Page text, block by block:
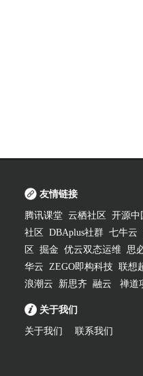
友情链接
腾讯课堂 云栖社区 开源中
社区
DBAplus社群 七牛云
区
掘金 优云双态运维 思
华云 ZEGO即构科技 联想
浪潮云
新思齐 融云 禅道
关于我们
关于我们 联系我们